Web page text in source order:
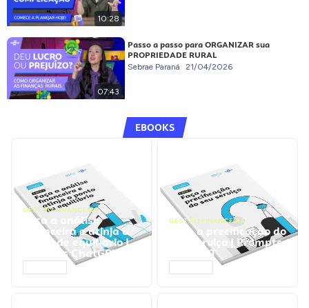
10:28
07:43
Passo a passo para ORGANIZAR sua
PROPRIEDADE RURAL
Sebrae Paraná 21/04/2026
EBOOKS
GESTÃO FINANCEIRA
Faça a análise
financeira e atinja o
ponto de equilíbrio |
Prompts ChatGPT
GESTÃO FINANCEIRA
Faça a precificação do
seu serviço | Prompts
ChatGPT